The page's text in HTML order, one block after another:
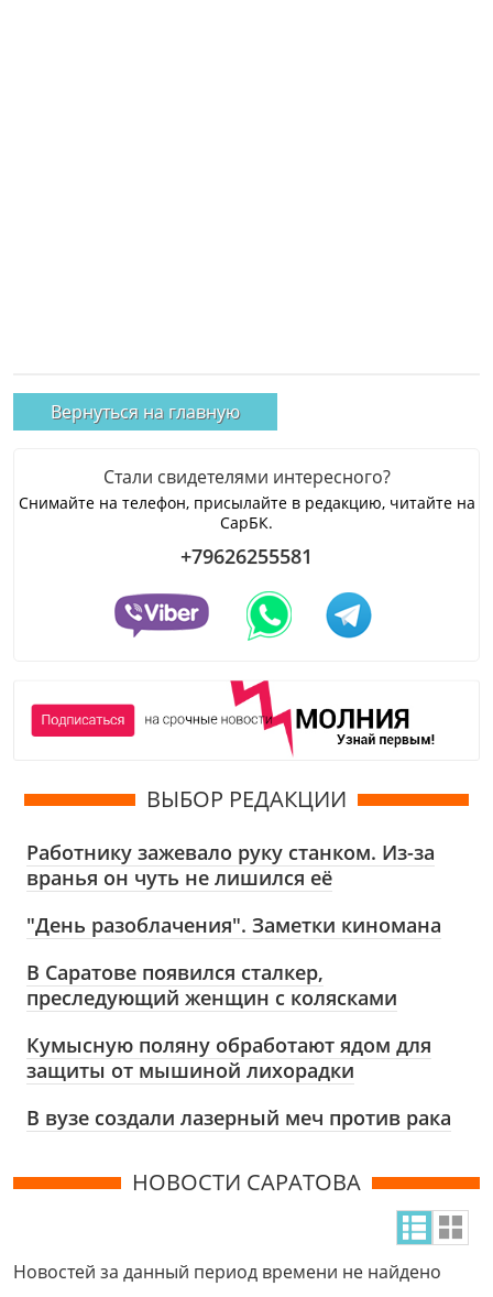
Вернуться на главную
Стали свидетелями интересного?
Снимайте на телефон, присылайте в редакцию, читайте на
СарБК.
+79626255581
ВЫБОР РЕДАКЦИИ
Работнику зажевало руку станком. Из-за
вранья он чуть не лишился её
"День разоблачения". Заметки киномана
В Саратове появился сталкер,
преследующий женщин с колясками
Кумысную поляну обработают ядом для
защиты от мышиной лихорадки
В вузе создали лазерный меч против рака
НОВОСТИ САРАТОВА
Новостей за данный период времени не найдено